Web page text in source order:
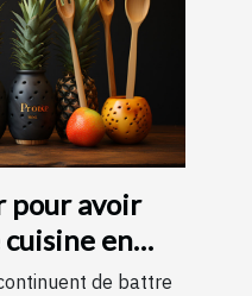
pour avoir
en
de battre